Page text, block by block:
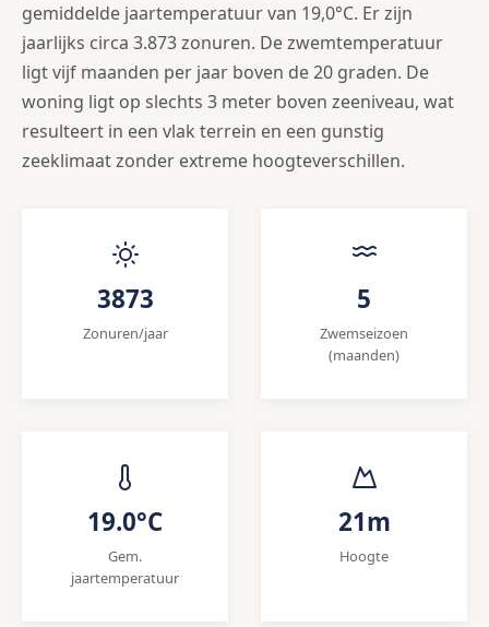
gemiddelde jaartemperatuur van 19,0°C. Er zijn
jaarlijks circa 3.873 zonuren. De zwemtemperatuur
ligt vijf maanden per jaar boven de 20 graden. De
woning ligt op slechts 3 meter boven zeeniveau, wat
resulteert in een vlak terrein en een gunstig
zeeklimaat zonder extreme hoogteverschillen.
3873
Zonuren/jaar
5
Zwemseizoen
(maanden)
19.0°C
Gem.
jaartemperatuur
21m
Hoogte